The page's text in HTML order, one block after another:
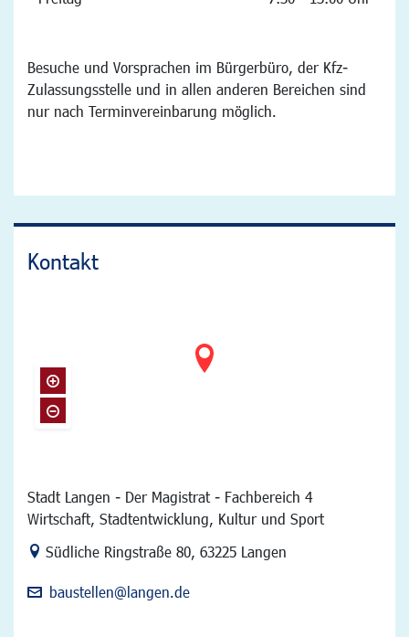
Besuche und Vorsprachen im Bürgerbüro, der Kfz-
Zulassungsstelle und in allen anderen Bereichen sind
nur nach Terminvereinbarung möglich.
Kontakt
Stadt Langen - Der Magistrat - Fachbereich 4
Wirtschaft, Stadtentwicklung, Kultur und Sport
Link zur Google-Maps Navigation
Südliche Ringstraße 80, 63225 Langen
baustellen@langen.de